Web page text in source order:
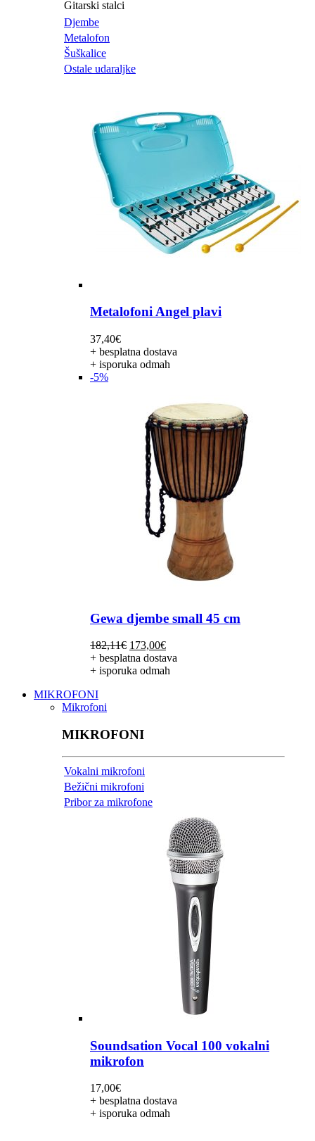
Gitarski stalci
Djembe
Metalofon
Šuškalice
Ostale udaraljke
Metalofoni Angel plavi
37,40€
+ besplatna dostava
+ isporuka odmah
-5%
Gewa djembe small 45 cm
182,11€ Izvorna
cijena
bila
173,00€Trenutna
cijena
je:
+ besplatna dostava
+ isporuka odmah
MIKROFONI
Mikrofoni
MIKROFONI
Vokalni mikrofoni
Bežični mikrofoni
Pribor za mikrofone
Soundsation Vocal 100 vokalni
mikrofon
17,00€
+ besplatna dostava
+ isporuka odmah